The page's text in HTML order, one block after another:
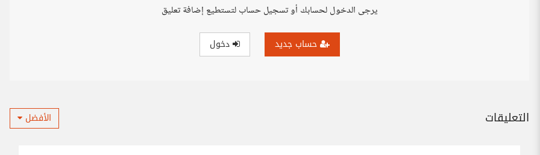
يرجى الدخول لحسابك أو تسجيل حساب لتستطيع إضافة تعليق
حساب جديد دخول
التعليقات الأفضل